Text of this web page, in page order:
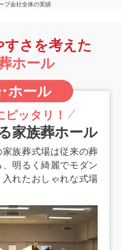
プ会社全体の実績
すさを考えた
ホール
ホール
ピッタリ！
家族葬ホール
家族葬式場は従来の葬
明るく綺麗でモダン
れたおしゃれな式場